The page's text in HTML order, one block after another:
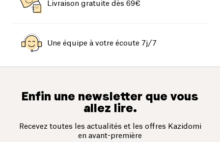
Livraison gratuite dès 69€
Une équipe à votre écoute 7j/7
Enfin une newsletter que vous
allez lire.
Recevez toutes les actualités et les offres Kazidomi
en avant-première